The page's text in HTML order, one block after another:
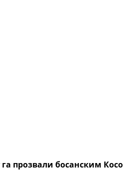
прозвали босанским